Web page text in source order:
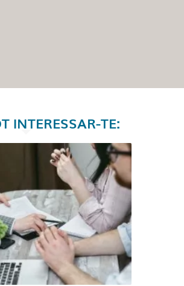
INTERESSAR-TE: